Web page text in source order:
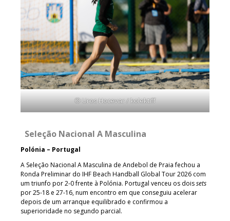
© Uros Hocevar / kolektiff
Seleção Nacional A Masculina
Polónia – Portugal
A Seleção Nacional A Masculina de Andebol de Praia fechou a
Ronda Preliminar do IHF Beach Handball Global Tour 2026 com
um triunfo por 2-0 frente à Polónia. Portugal venceu os doissets
por 25-18 e 27-16, num encontro em que conseguiu acelerar
depois de um arranque equilibrado e confirmou a
superioridade no segundo parcial.